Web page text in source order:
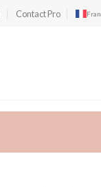
Contact Pro